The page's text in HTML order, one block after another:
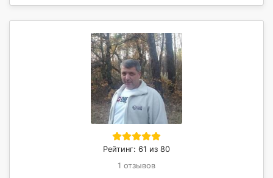
Рейтинг: 61 из 80
1 отзывов